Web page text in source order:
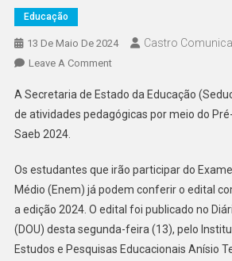
Educação
13 De Maio De 2024 Castro
Leave A Comment
A Secretaria de Estado da Educação
de atividades pedagógicas por meio do
Saeb 2024.
Os estudantes que irão participar do
Médio (Enem) já podem conferir o edital
a edição 2024. O edital foi publicado no
(DOU) desta segunda-feira (13), pelo
Estudos e Pesquisas Educacionais Anísio